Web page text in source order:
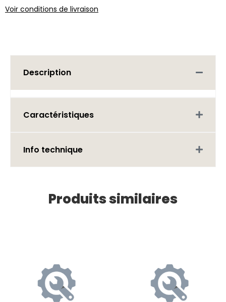
Voir conditions de livraison
Description
Caractéristiques
Info technique
Produits similaires